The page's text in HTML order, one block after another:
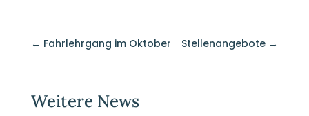
← Fahrlehrgang im Oktober Stellenangebote →
Weitere News